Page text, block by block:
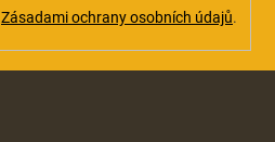
Zásadami ochrany osobních údajů.